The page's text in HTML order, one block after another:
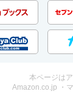
本ページは
Amazon.co.jp ・